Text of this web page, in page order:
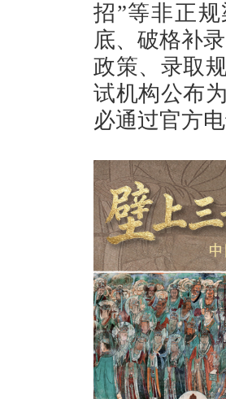
招”等非正
底、破格补
政策、录取
试机构公布
必通过官方